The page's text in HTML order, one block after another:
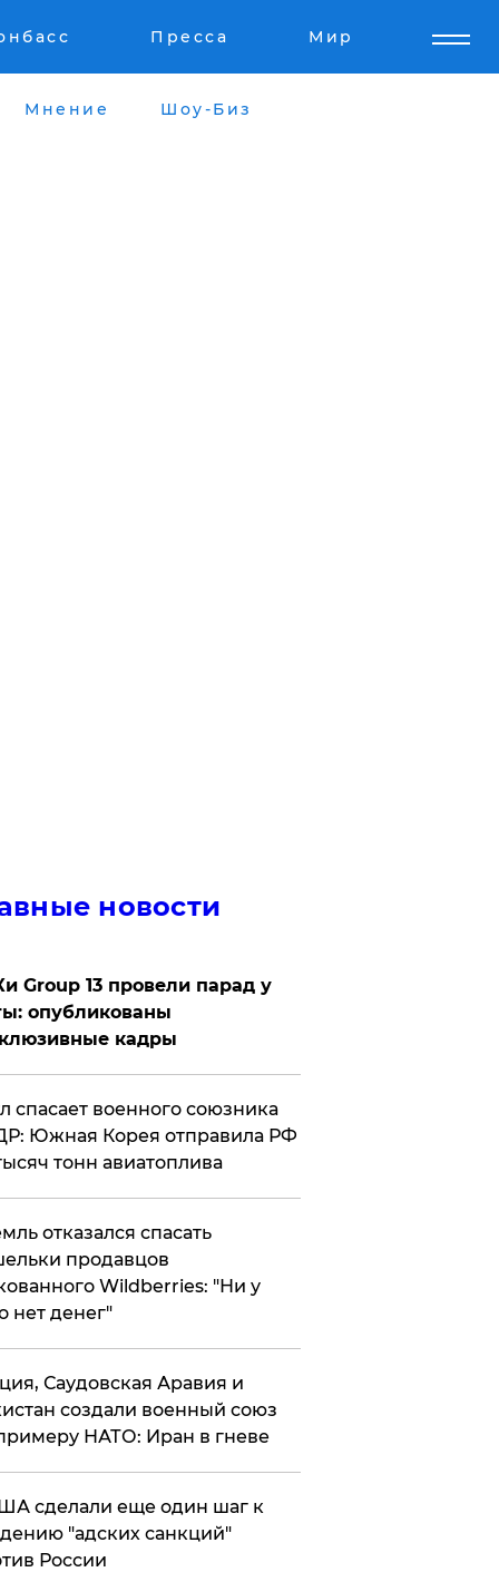
Пресса Мир
Мнение Шоу-Биз
новости
Group 13 провели парад у
опубликованы
кадры
спасает военного союзника
Южная Корея отправила РФ
тонн авиатоплива
отказался спасать
продавцов
Wildberries: "Ни у
нет денег"
Саудовская Аравия и
создали военный союз
НАТО: Иран в гневе
сделали еще один шаг к
"адских санкций"
России